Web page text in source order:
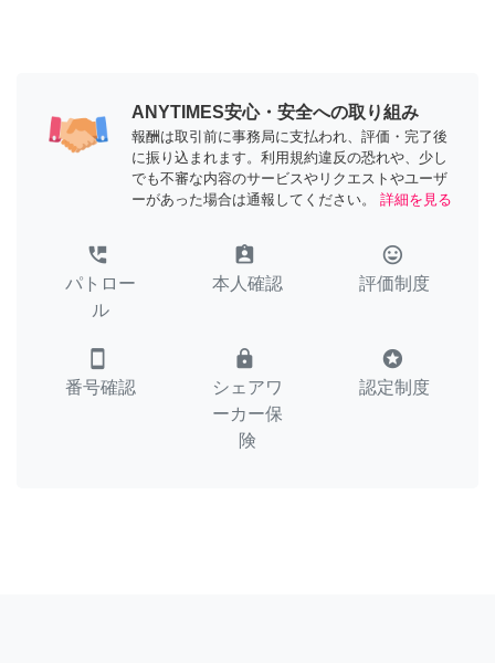
ANYTIMES安心・安全への取り組み
報酬は取引前に事務局に支払われ、評価・完了後
に振り込まれます。利用規約違反の恐れや、少し
でも不審な内容のサービスやリクエストやユーザ
ーがあった場合は通報してください。
詳細を見る
perm_phone_msg
パトロー
ル
assignment_ind
本人確認
tag_faces
評価制度
smartphone
番号確認
lock
シェアワ
ーカー保
険
stars
認定制度